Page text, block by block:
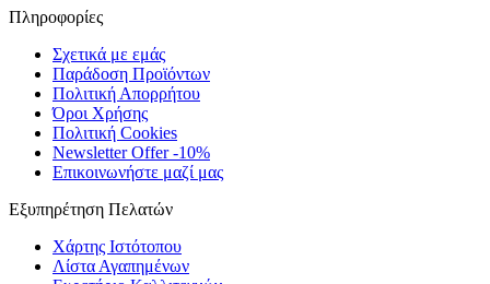
Πληροφορίες
Σχετικά με εμάς
Παράδοση Προϊόντων
Πολιτική Απορρήτου
Όροι Χρήσης
Πολιτική Cookies
Newsletter Offer -10%
Επικοινωνήστε μαζί μας
Εξυπηρέτηση Πελατών
Χάρτης Ιστότοπου
Λίστα Αγαπημένων